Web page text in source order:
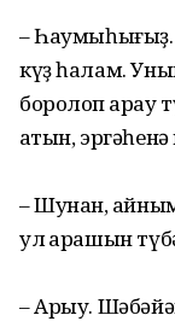
– Һаумыһығыҙ.
күҙ һалам.
боролоп ҡарау
ҡатын,
– Шунан,
ул ҡарашын
– Арыу.